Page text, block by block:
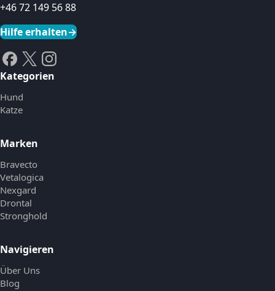
+46 72 149 56 88
Hilfe erhalten→
Kategorien
Hund
Katze
Marken
Bravecto
Vetalogica
Nexgard
Drontal
Stronghold
Navigieren
Über Uns
Blog